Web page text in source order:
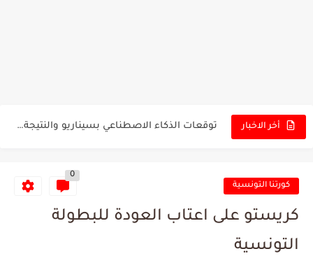
أخر الاخبار سيمبا - نهضة بركان: هل سيتمكن أبطال المغرب من الحفاظ...
البرنامج الكامل لنهائي البطولة بين الاتحاد المنستيري والنادي الإفريقي كورتنا التونسية
0
كريستو على اعتاب العودة للبطولة
التونسية